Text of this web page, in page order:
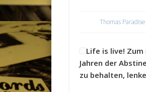
Thomas Paradise
Life is live!
Jahren der
zu behalten,